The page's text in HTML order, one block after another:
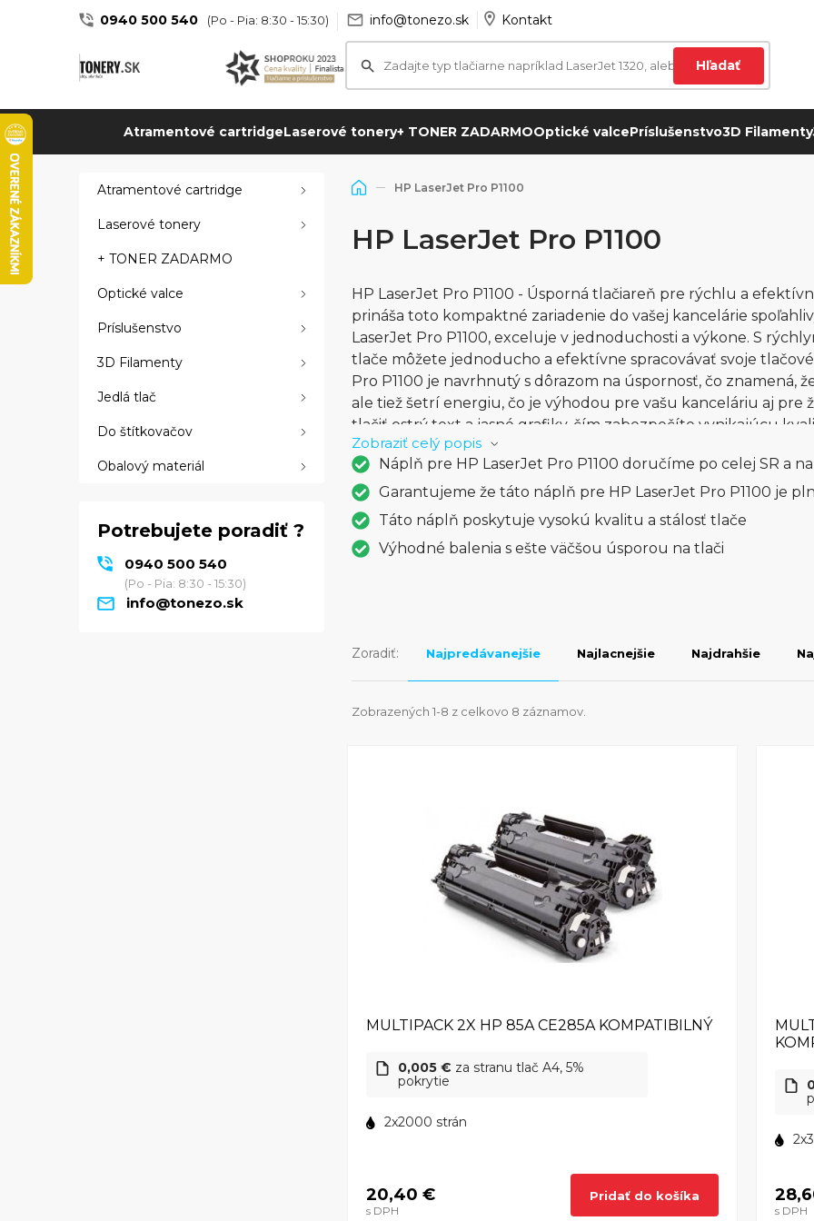
0940 500 540 (Po - Pia: 8:30 - 15:30) info@tonezo.sk Kontakt
Hľadať
Atramentové cartridgeLaserové tonery+ TONER ZADARMOOptické valcePríslušenstvo3D Filamenty
Atramentové cartridge
Laserové tonery
+ TONER ZADARMO
Optické valce
Príslušenstvo
3D Filamenty
Jedlá tlač
Do štítkovačov
Obalový materiál
Potrebujete poradiť ?
0940 500 540
(Po - Pia: 8:30 - 15:30)
info@tonezo.sk
HP LaserJet Pro P1100
HP LaserJet Pro P1100
HP LaserJet Pro P1100 - Úsporná tlačiareň pre rýchlu a
prináša toto kompaktné zariadenie do vašej kancelárie
LaserJet Pro P1100, exceluje v jednoduchosti a výkone. S
tlače môžete jednoducho a efektívne spracovávať svoje
Pro P1100 je navrhnutý s dôrazom na úspornosť, čo znamená,
ale tiež šetrí energiu, čo je výhodou pre vašu kanceláriu aj
tlačiť ostrý text a jasné grafiky, čím zabezpečíte vynikajúcu
P1100 je cenovo dostupným a výkonným riešením pre tých,
LaserJet Pro P1100 - kompaktná, spoľahlivá a cenovo
jednoduchosťou. Zvoľte HP LaserJet Pro P1100 pre rýchlu,
prostredí.
Zobraziť celý popis
Náplň pre HP LaserJet Pro P1100 doručíme po celej SR a
Garantujeme že táto náplň pre HP LaserJet Pro P1100 je
Táto náplň poskytuje vysokú kvalitu a stálosť tlače
Výhodné balenia s ešte väčšou úsporou na tlači
Zoradiť: Najpredávanejšie Najlacnejšie Najdrahšie
Zobrazených 1-8 z celkovo 8 záznamov.
MULTIPACK 2X HP 85A CE285A KOMPATIBILNÝ
0,005 € za stranu tlač A4, 5%
pokrytie
2x2000 strán
20,40 €
s DPH
Pridať do košíka
s DPH